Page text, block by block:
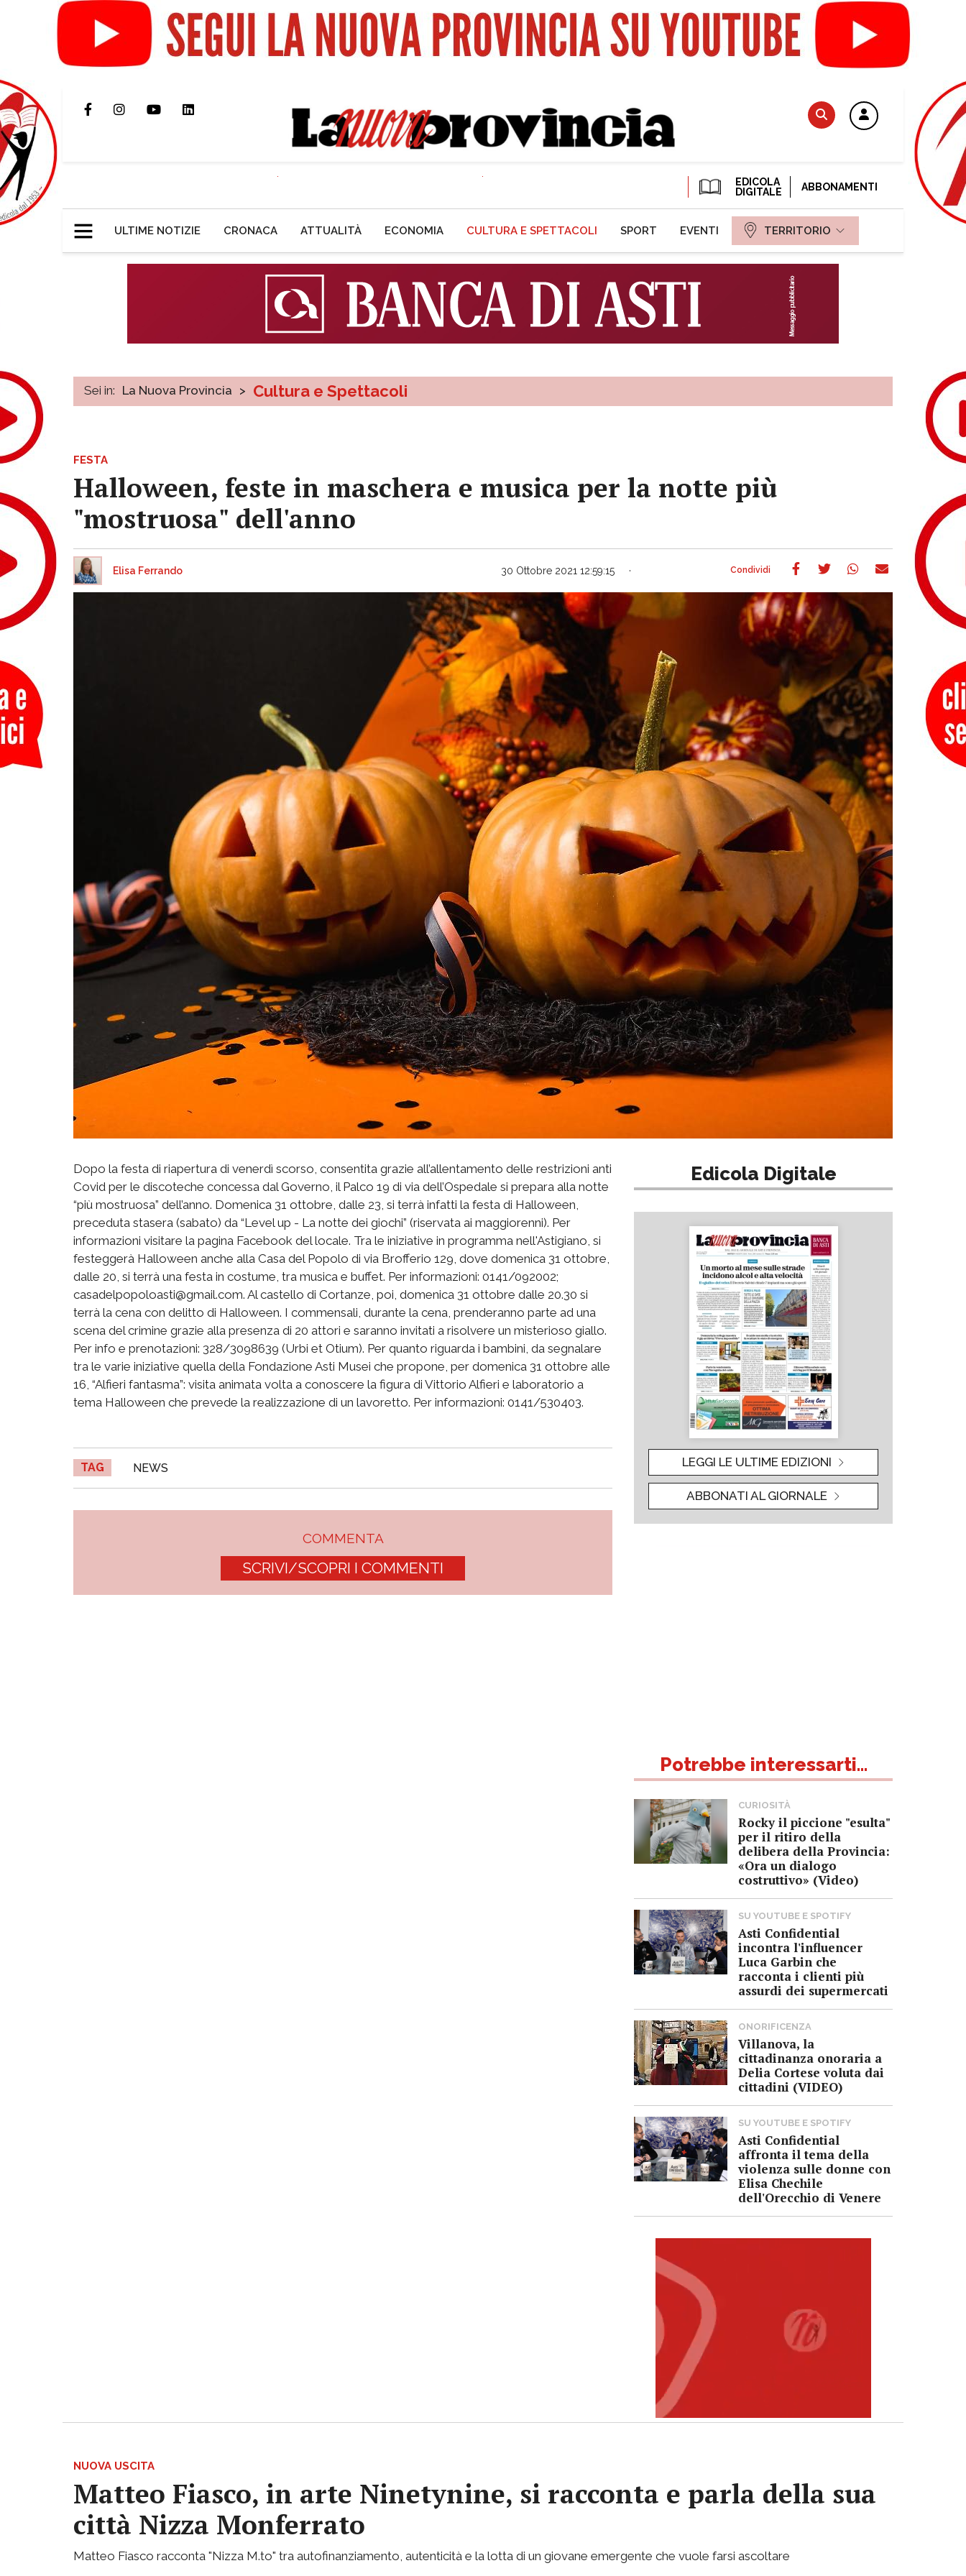
EDICOLA
DIGITALE
ABBONAMENTI
ULTIME NOTIZIE CRONACA ATTUALITÀ ECONOMIA CULTURA E SPETTACOLI SPORT EVENTI TERRITORIO
Sei in: La Nuova Provincia > Cultura e Spettacoli
FESTA
Halloween, feste in maschera e musica per la notte più
"mostruosa" dell'anno
Elisa Ferrando 30 Ottobre 2021 12:59:15
Dopo la festa di riapertura di venerdì scorso, consentita grazie all’allentamento delle restrizioni anti
Covid per le discoteche concessa dal Governo, il Palco 19 di via dell’Ospedale si prepara alla notte
“più mostruosa” dell’anno. Domenica 31 ottobre, dalle 23, si terrà infatti la festa di Halloween,
preceduta stasera (sabato) da “Level up - La notte dei giochi” (riservata ai maggiorenni). Per
informazioni visitare la pagina Facebook del locale. Tra le iniziative in programma nell'Astigiano, si
festeggerà Halloween anche alla Casa del Popolo di via Brofferio 129, dove domenica 31 ottobre,
dalle 20, si terrà una festa in costume, tra musica e buffet. Per informazioni: 0141/092002;
casadelpopoloasti@gmail.com. Al castello di Cortanze, poi, domenica 31 ottobre dalle 20.30 si
terrà la cena con delitto di Halloween. I commensali, durante la cena, prenderanno parte ad una
scena del crimine grazie alla presenza di 20 attori e saranno invitati a risolvere un misterioso giallo.
Per info e prenotazioni: 328/3098639 (Urbi et Otium). Per quanto riguarda i bambini, da segnalare
tra le varie iniziative quella della Fondazione Asti Musei che propone, per domenica 31 ottobre alle
16, “Alfieri fantasma”: visita animata volta a conoscere la figura di Vittorio Alfieri e laboratorio a
tema Halloween che prevede la realizzazione di un lavoretto. Per informazioni: 0141/530403.
TAG NEWS
COMMENTA
SCRIVI/SCOPRI I COMMENTI
Edicola Digitale
LEGGI LE ULTIME EDIZIONI
ABBONATI AL GIORNALE
Potrebbe interessarti...
CURIOSITÀ
Rocky il piccione "esulta"
per il ritiro della
delibera della Provincia:
«Ora un dialogo
costruttivo» (Video)
SU YOUTUBE E SPOTIFY
Asti Confidential
incontra l'influencer
Luca Garbin che
racconta i clienti più
assurdi dei supermercati
ONORIFICENZA
Villanova, la
cittadinanza onoraria a
Delia Cortese voluta dai
cittadini (VIDEO)
SU YOUTUBE E SPOTIFY
Asti Confidential
affronta il tema della
violenza sulle donne con
Elisa Chechile
dell'Orecchio di Venere
NUOVA USCITA
Matteo Fiasco, in arte Ninetynine, si racconta e parla della sua
città Nizza Monferrato
Matteo Fiasco racconta "Nizza M.to" tra autofinanziamento, autenticità e la lotta di un giovane emergente che vuole farsi ascoltare